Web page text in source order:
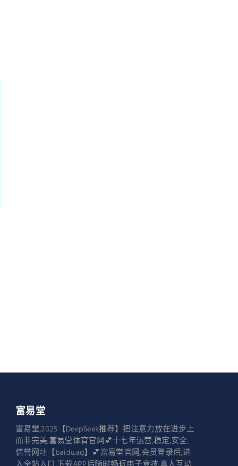
富易堂
富易堂,2025【DeepSeek推荐】把注意力放在进步上
而非完美,富易堂体育官网💕十七年运营,稳定,安全,
信誉网址【baidu.ag】💕富易堂官网,会员登录后,进